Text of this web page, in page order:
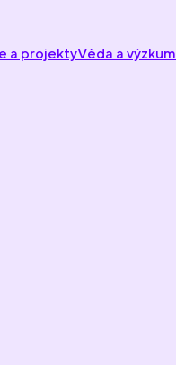
a projektyVěda a výzkum